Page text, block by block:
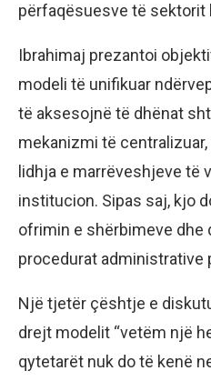
përfaqësuesve të sektorit
Ibrahimaj prezantoi
modeli të unifikuar
të aksesojnë të dhënat
mekanizmi të
lidhja e marrëveshjeve të
institucion. Sipas saj, kjo
ofrimin e shërbimeve dhe
procedurat administrative
Një tjetër çështje e
drejt modelit “vetëm një
qytetarët nuk do të kenë